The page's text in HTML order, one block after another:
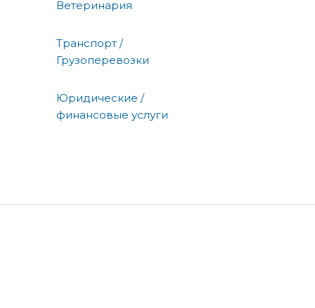
Ветеринария
Транспорт /
Грузоперевозки
Юридические /
финансовые услуги